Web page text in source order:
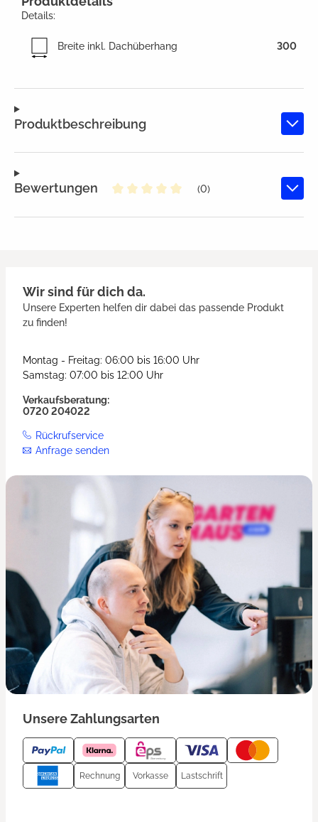
Produktbeschreibung
Bewertungen
(0)
Details:
Breite inkl. Dachüberhang 300
Wir sind für dich da.
Unsere Experten helfen dir dabei das passende Produkt
zu finden!
Montag - Freitag: 06:00 bis 16:00 Uhr
Samstag: 07:00 bis 12:00 Uhr
Verkaufsberatung:
0720 204022
Rückrufservice
Anfrage senden
Unsere Zahlungsarten
Rechnung Vorkasse Lastschrift